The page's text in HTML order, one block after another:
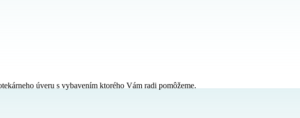
úveru s vybavením ktorého Vám radi pomôžeme.